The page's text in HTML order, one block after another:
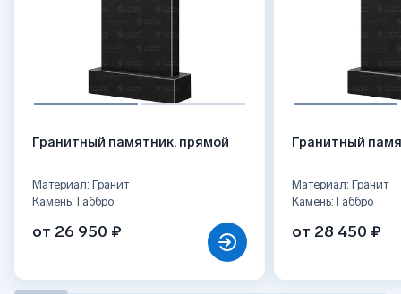
Гранитный памятник, прямой
Материал: Гранит
Камень: Габбро
от 26 950 ₽
Гранитный
Материал: Гранит
Камень: Габбро
от 28 450 ₽